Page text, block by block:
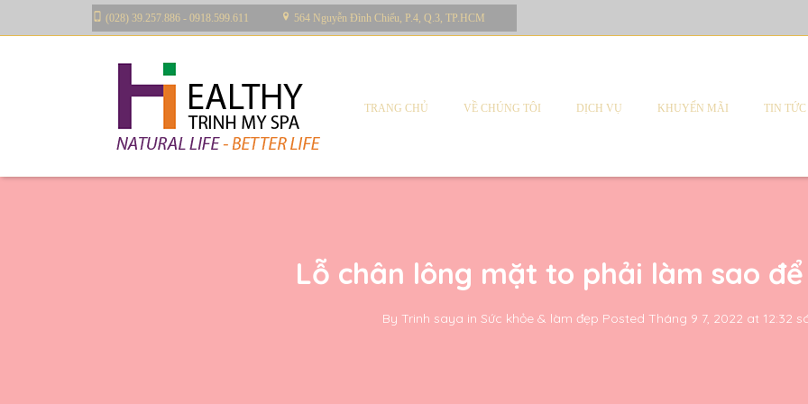
(028) 39.257.886 - 0918.599.611 564 Nguyễn Đình Chiểu, P.4, Q.3, TP.HCM
TRANG CHỦ VỀ CHÚNG TÔI DỊCH VỤ KHUYẾN MÃI TIN TỨC
Lỗ chân lông mặt to phải làm sao
By Trinh saya in Sức khỏe & làm đẹp Posted Tháng 9 7, 2022 at 12:32